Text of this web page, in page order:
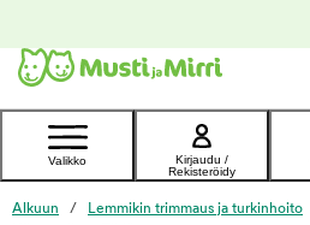
Ota yhteyttä
asiakaspalveluun
Valikko
Kirjaudu /
Rekisteröidy
Alkuun Lemmikin trimmaus ja turkinhoito